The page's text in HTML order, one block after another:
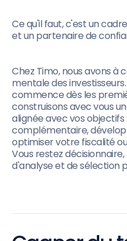
Ce qu'il faut, c'est un
et un partenaire de
Chez Timo, nous avons
mentale des
commence dès les
construisons avec vous
alignée avec vos
complémentaire,
optimiser votre fiscalité
Vous restez
d'analyse et de sélection